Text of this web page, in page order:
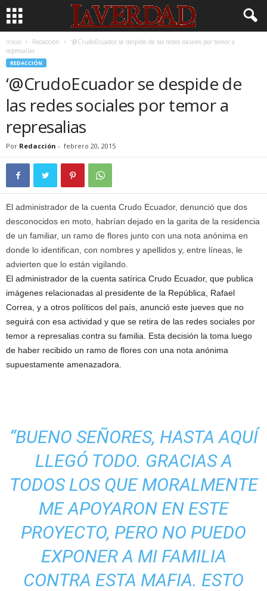
Inicio Redacción
‘@CrudoEcuador se despide de las redes sociales por temor a
represalias
REDACCIÓN
‘@CrudoEcuador se despide de
las redes sociales por temor a
represalias
Por Redacción - febrero 20, 2015
El administrador de la cuenta Crudo Ecuador, denunció que dos
desconocidos en moto, habrían dejado en la garita de la residencia
de un familiar, un ramo de flores junto con una nota anónima en
donde lo identifican, con nombres y apellidos y, entre líneas, le
advierten que lo están vigilando.
El administrador de la cuenta satírica Crudo Ecuador, que publica
imágenes relacionadas al presidente de la República, Rafael
Correa, y a otros políticos del país, anunció este jueves que no
seguirá con esa actividad y que se retira de las redes sociales por
temor a represalias contra su familia. Esta decisión la toma luego
de haber recibido un ramo de flores con una nota anónima
supuestamente amenazadora.
“BUENO SEÑORES, HASTA AQUÍ
LLEGÓ TODO. GRACIAS A
TODOS LOS QUE MORALMENTE
ME APOYARON EN ESTE
PROYECTO, PERO NO PUEDO
EXPONER A MI FAMILIA
CONTRA ESTA MAFIA. ESTO